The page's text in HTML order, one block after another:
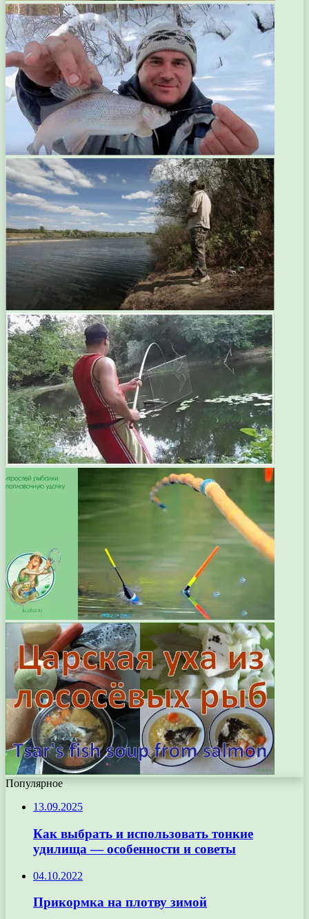
Популярное
13.09.2025
Как выбрать и использовать тонкие
удилища — особенности и советы
04.10.2022
Прикормка на плотву зимой